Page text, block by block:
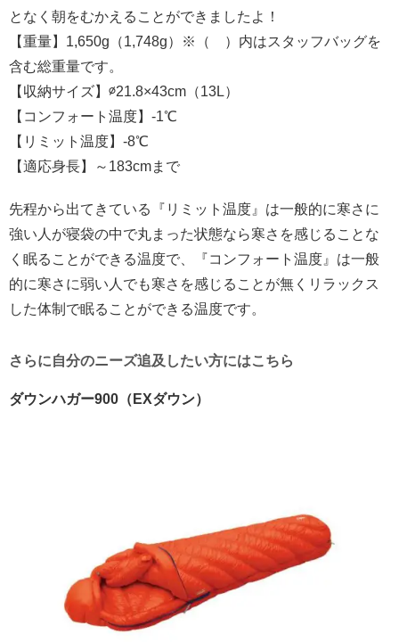
となく朝をむかえることができましたよ！
【重量】1,650g（1,748g）※（ ）内はスタッフバッグを
含む総重量です。
【収納サイズ】∅21.8×43cm（13L）
【コンフォート温度】-1℃
【リミット温度】-8℃
【適応身長】～183cmまで
先程から出てきている『リミット温度』は一般的に寒さに
強い人が寝袋の中で丸まった状態なら寒さを感じることな
く眠ることができる温度で、『コンフォート温度』は一般
的に寒さに弱い人でも寒さを感じることが無くリラックス
した体制で眠ることができる温度です。
さらに自分のニーズ追及したい方にはこちら
ダウンハガー900（EXダウン）